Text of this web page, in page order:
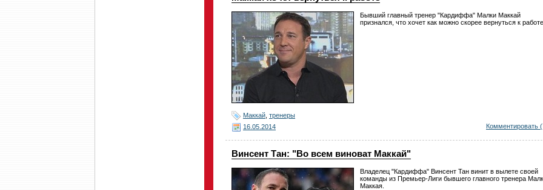
Бывший главный тренер "Кардиффа" Малки Маккай
признался, что хочет как можно скорее вернуться к работе.
Маккай тренеры
16.05.2014
Комментировать
Винсент Тан: "Во всем виноват Маккай"
Владелец "Кардиффа" Винсент Тан винит в вылете своей
команды из Премьер-Лиги бывшего главного тренера
Маккая.